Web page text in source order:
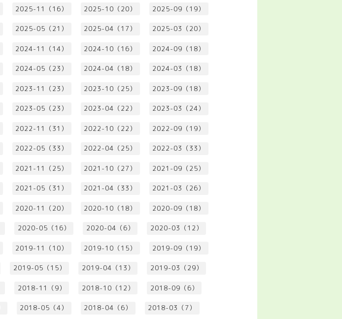
2025-11（16） 2025-10（20） 2025-09（19）
2025-05（21） 2025-04（17） 2025-03（20）
2024-11（14） 2024-10（16） 2024-09（18）
2024-05（23） 2024-04（18） 2024-03（18）
2023-11（23） 2023-10（25） 2023-09（18）
2023-05（23） 2023-04（22） 2023-03（24）
2022-11（31） 2022-10（22） 2022-09（19）
2022-05（33） 2022-04（25） 2022-03（33）
2021-11（25） 2021-10（27） 2021-09（25）
2021-05（31） 2021-04（33） 2021-03（26）
2020-11（20） 2020-10（18） 2020-09（18）
2020-05（16） 2020-04（6） 2020-03（12）
2019-11（10） 2019-10（15） 2019-09（19）
2019-05（15） 2019-04（13） 2019-03（29）
2018-11（9） 2018-10（12） 2018-09（6）
2018-05（4） 2018-04（6） 2018-03（7）